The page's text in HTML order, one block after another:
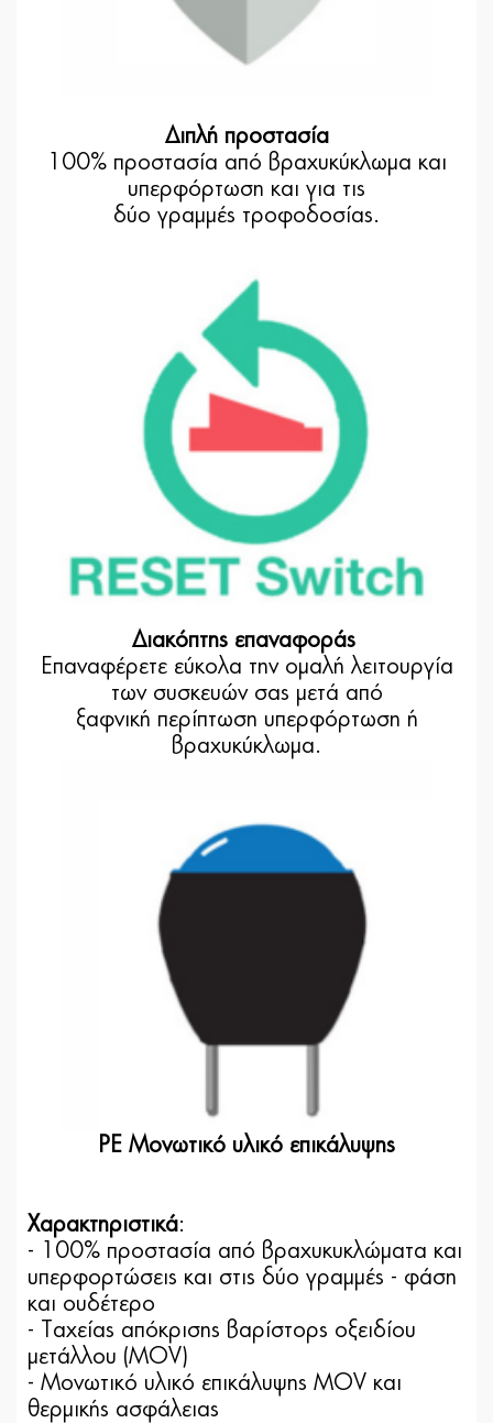
Διπλή προστασία
100% προστασία από βραχυκύκλωμα και
υπερφόρτωση και για τις
δύο γραμμές τροφοδοσίας.
Διακόπτης επαναφοράς
Επαναφέρετε εύκολα την ομαλή λειτουργία
των συσκευών σας μετά από
ξαφνική περίπτωση υπερφόρτωση ή
βραχυκύκλωμα.
PE Μονωτικό υλικό επικάλυψης
Χαρακτηριστικά:
- 100% προστασία από βραχυκυκλώματα και
υπερφορτώσεις και στις δύο γραμμές - φάση
και ουδέτερο
- Tαχείας απόκρισης βαρίστορς οξειδίου
μετάλλου (MOV)
- Μονωτικό υλικό επικάλυψης MOV και
θερμικής ασφάλειας